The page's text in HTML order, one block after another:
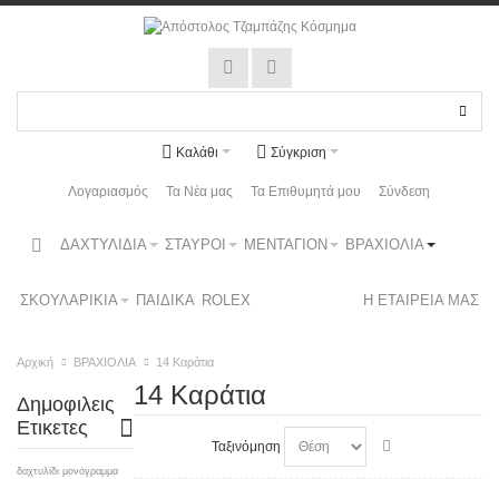
Καλάθι Σύγκριση
Λογαριασμός Τα Νέα μας Τα Επιθυμητά μου Σύνδεση
ΔΑΧΤΥΛΙΔΙΑ ΣΤΑΥΡΟΙ ΜΕΝΤΑΓΙΟΝ ΒΡΑΧΙΟΛΙΑ
ΣΚΟΥΛΑΡΙΚΙΑ ΠΑΙΔΙΚΑ ROLEX Η ΕΤΑΙΡΕΙΑ ΜΑΣ
Αρχική ΒΡΑΧΙΟΛΙΑ 14 Καράτια
14 Καράτια
Ταξινόμηση
Δημοφιλεις
Ετικετες
δαχτυλίδι μονόγραμμα